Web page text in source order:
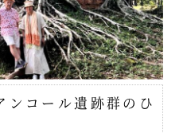
ンコール遺跡群のひ